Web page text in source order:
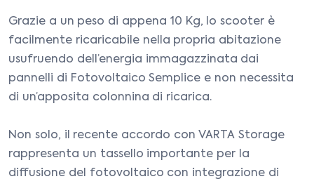
Grazie a un peso di appena 10 Kg, lo scooter è
facilmente ricaricabile nella propria abitazione
usufruendo dell’energia immagazzinata dai
pannelli di Fotovoltaico Semplice e non necessita
di un’apposita colonnina di ricarica.
Non solo, il recente accordo con VARTA Storage
rappresenta un tassello importante per la
diffusione del fotovoltaico con integrazione di